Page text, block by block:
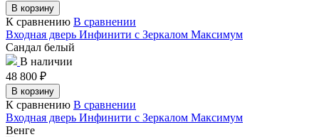
В корзину
К сравнению В сравнении
Входная дверь Инфинити с Зеркалом Максимум
Сандал белый
В наличии
48 800 ₽
В корзину
К сравнению В сравнении
Входная дверь Инфинити с Зеркалом Максимум
Венге